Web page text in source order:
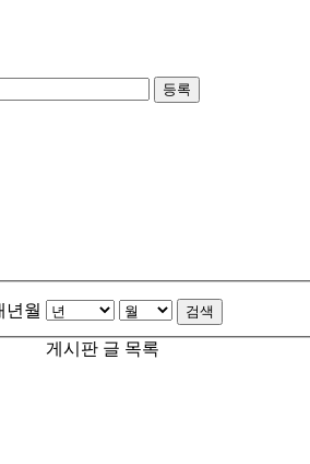
등록
년월 검색
게시판 글 목록